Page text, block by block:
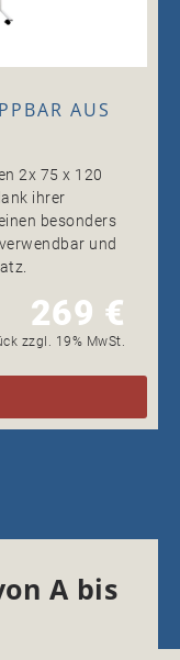
AUS
2x 75 x 120
ihrer
besonders
und
269 €
zzgl. 19% MwSt.
A bis